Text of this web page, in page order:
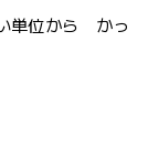
単位から かっ